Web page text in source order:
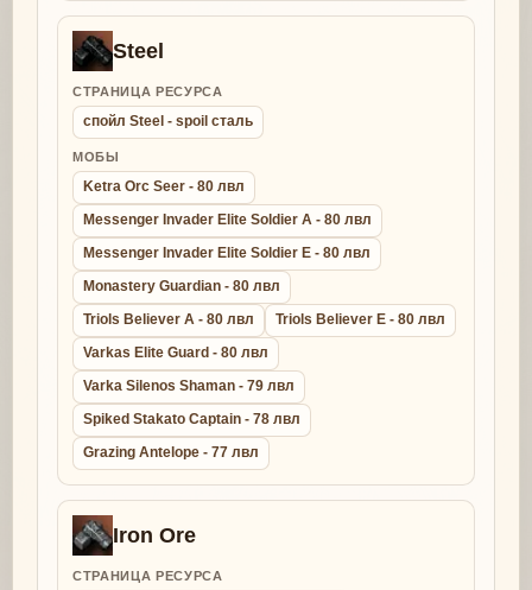
Steel
СТРАНИЦА РЕСУРСА
спойл Steel - spoil сталь
МОБЫ
Ketra Orc Seer - 80 лвл
Messenger Invader Elite Soldier A - 80 лвл
Messenger Invader Elite Soldier E - 80 лвл
Monastery Guardian - 80 лвл
Triols Believer A - 80 лвл
Triols Believer E - 80 лвл
Varkas Elite Guard - 80 лвл
Varka Silenos Shaman - 79 лвл
Spiked Stakato Captain - 78 лвл
Grazing Antelope - 77 лвл
Iron Ore
СТРАНИЦА РЕСУРСА